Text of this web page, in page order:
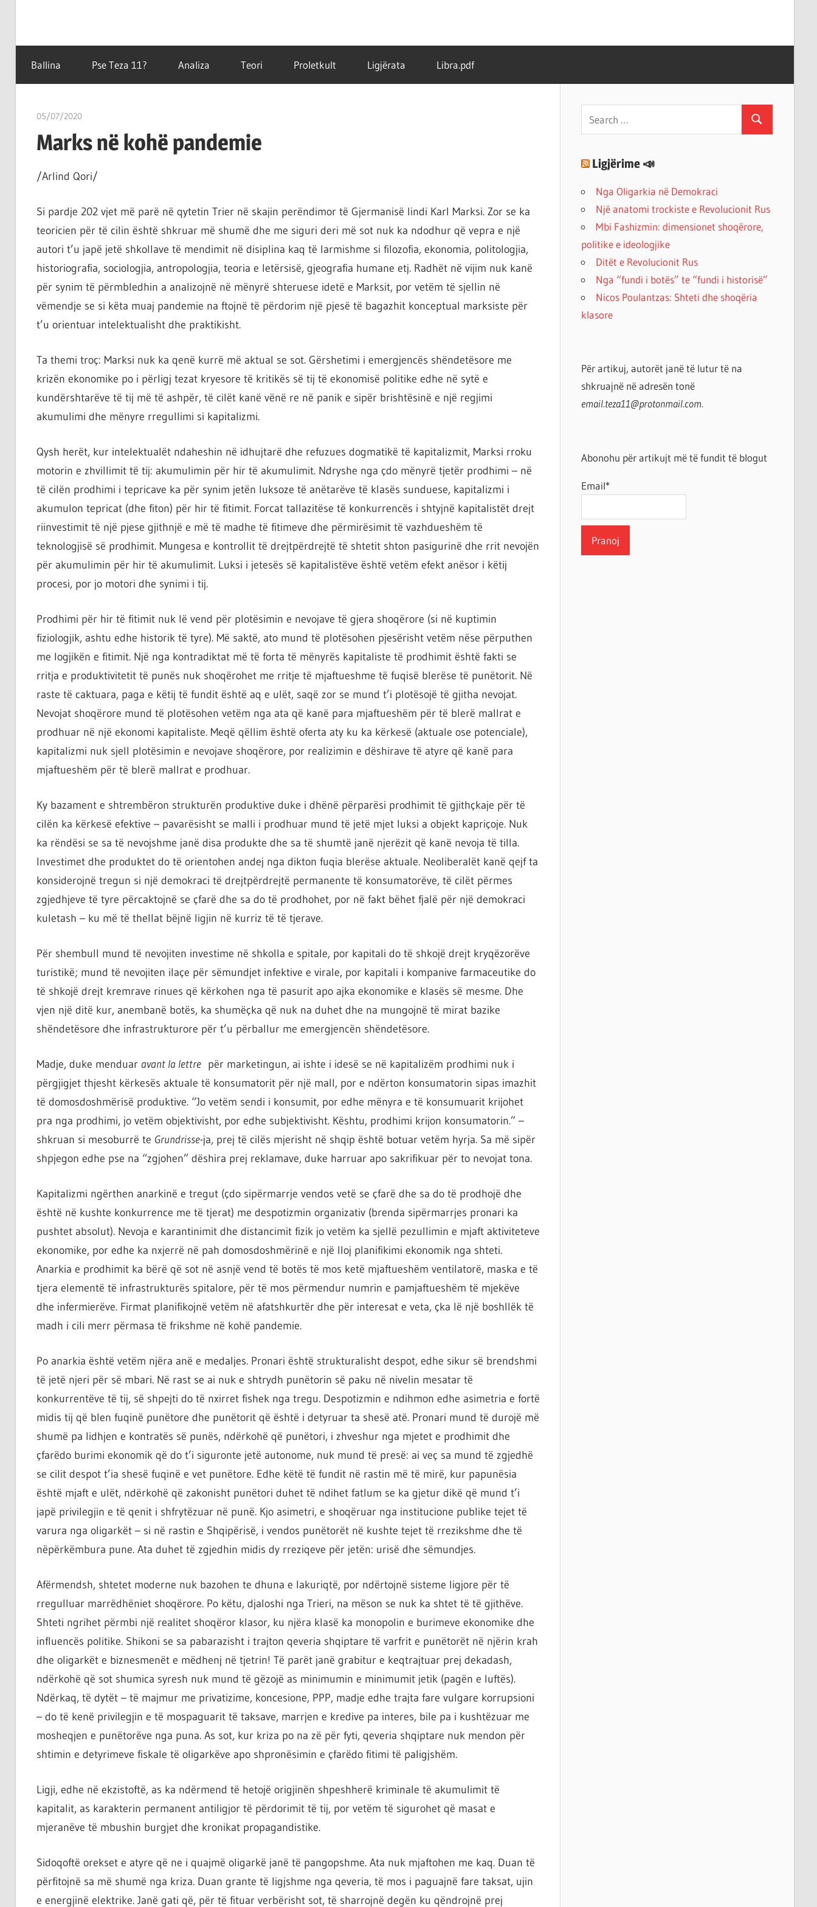
Teza
11
vetëm
e
kanë
në
mënyra
të
ndryshme
por
çështja
shndërrosh
atë.
Ballina Pse Teza 11? Analiza Teori Proletkult Ligjërata Libra.pdf
05/07/2020T 11
Marks në kohë pandemie
/Arlind Qori/
Si pardje 202 vjet më parë në qytetin Trier në skajin perëndimor të Gjermanisë lindi Karl Marksi. Zor se ka
teoricien për të cilin është shkruar më shumë dhe me siguri deri më sot nuk ka ndodhur që vepra e një
autori t’u japë jetë shkollave të mendimit në disiplina kaq të larmishme si filozofia, ekonomia, politologjia,
historiografia, sociologjia, antropologjia, teoria e letërsisë, gjeografia humane etj. Radhët në vijim nuk kanë
për synim të përmbledhin a analizojnë në mënyrë shteruese idetë e Marksit, por vetëm të sjellin në
vëmendje se si këta muaj pandemie na ftojnë të përdorim një pjesë të bagazhit konceptual marksiste për
t’u orientuar intelektualisht dhe praktikisht.
Ta themi troç: Marksi nuk ka qenë kurrë më aktual se sot. Gërshetimi i emergjencës shëndetësore me
krizën ekonomike po i përligj tezat kryesore të kritikës së tij të ekonomisë politike edhe në sytë e
kundërshtarëve të tij më të ashpër, të cilët kanë vënë re në panik e sipër brishtësinë e një regjimi
akumulimi dhe mënyre rregullimi si kapitalizmi.
Qysh herët, kur intelektualët ndaheshin në idhujtarë dhe refuzues dogmatikë të kapitalizmit, Marksi rroku
motorin e zhvillimit të tij: akumulimin për hir të akumulimit. Ndryshe nga çdo mënyrë tjetër prodhimi – në
të cilën prodhimi i tepricave ka për synim jetën luksoze të anëtarëve të klasës sunduese, kapitalizmi i
akumulon tepricat (dhe fiton) për hir të fitimit. Forcat tallazitëse të konkurrencës i shtyjnë kapitalistët drejt
riinvestimit të një pjese gjithnjë e më të madhe të fitimeve dhe përmirësimit të vazhdueshëm të
teknologjisë së prodhimit. Mungesa e kontrollit të drejtpërdrejtë të shtetit shton pasigurinë dhe rrit nevojën
për akumulimin për hir të akumulimit. Luksi i jetesës së kapitalistëve është vetëm efekt anësor i këtij
procesi, por jo motori dhe synimi i tij.
Prodhimi për hir të fitimit nuk lë vend për plotësimin e nevojave të gjera shoqërore (si në kuptimin
fiziologjik, ashtu edhe historik të tyre). Më saktë, ato mund të plotësohen pjesërisht vetëm nëse përputhen
me logjikën e fitimit. Një nga kontradiktat më të forta të mënyrës kapitaliste të prodhimit është fakti se
rritja e produktivitetit të punës nuk shoqërohet me rritje të mjaftueshme të fuqisë blerëse të punëtorit. Në
raste të caktuara, paga e këtij të fundit është aq e ulët, saqë zor se mund t’i plotësojë të gjitha nevojat.
Nevojat shoqërore mund të plotësohen vetëm nga ata që kanë para mjaftueshëm për të blerë mallrat e
prodhuar në një ekonomi kapitaliste. Meqë qëllim është oferta aty ku ka kërkesë (aktuale ose potenciale),
kapitalizmi nuk sjell plotësimin e nevojave shoqërore, por realizimin e dëshirave të atyre që kanë para
mjaftueshëm për të blerë mallrat e prodhuar.
Ky bazament e shtrembëron strukturën produktive duke i dhënë përparësi prodhimit të gjithçkaje për të
cilën ka kërkesë efektive – pavarësisht se malli i prodhuar mund të jetë mjet luksi a objekt kapriçoje. Nuk
ka rëndësi se sa të nevojshme janë disa produkte dhe sa të shumtë janë njerëzit që kanë nevoja të tilla.
Investimet dhe produktet do të orientohen andej nga dikton fuqia blerëse aktuale. Neoliberalët kanë qejf ta
konsiderojnë tregun si një demokraci të drejtpërdrejtë permanente të konsumatorëve, të cilët përmes
zgjedhjeve të tyre përcaktojnë se çfarë dhe sa do të prodhohet, por në fakt bëhet fjalë për një demokraci
kuletash – ku më të thellat bëjnë ligjin në kurriz të të tjerave.
Për shembull mund të nevojiten investime në shkolla e spitale, por kapitali do të shkojë drejt kryqëzorëve
turistikë; mund të nevojiten ilaçe për sëmundjet infektive e virale, por kapitali i kompanive farmaceutike do
të shkojë drejt kremrave rinues që kërkohen nga të pasurit apo ajka ekonomike e klasës së mesme. Dhe
vjen një ditë kur, anembanë botës, ka shumëçka që nuk na duhet dhe na mungojnë të mirat bazike
shëndetësore dhe infrastrukturore për t’u përballur me emergjencën shëndetësore.
Madje, duke menduar avant la lettre për marketingun, ai ishte i idesë se në kapitalizëm prodhimi nuk i
përgjigjet thjesht kërkesës aktuale të konsumatorit për një mall, por e ndërton konsumatorin sipas imazhit
të domosdoshmërisë produktive. “Jo vetëm sendi i konsumit, por edhe mënyra e të konsumuarit krijohet
pra nga prodhimi, jo vetëm objektivisht, por edhe subjektivisht. Kështu, prodhimi krijon konsumatorin.” –
shkruan si mesoburrë te Grundrisse-ja, prej të cilës mjerisht në shqip është botuar vetëm hyrja. Sa më sipër
shpjegon edhe pse na “zgjohen” dëshira prej reklamave, duke harruar apo sakrifikuar për to nevojat tona.
Kapitalizmi ngërthen anarkinë e tregut (çdo sipërmarrje vendos vetë se çfarë dhe sa do të prodhojë dhe
është në kushte konkurrence me të tjerat) me despotizmin organizativ (brenda sipërmarrjes pronari ka
pushtet absolut). Nevoja e karantinimit dhe distancimit fizik jo vetëm ka sjellë pezullimin e mjaft aktiviteteve
ekonomike, por edhe ka nxjerrë në pah domosdoshmërinë e një lloj planifikimi ekonomik nga shteti.
Anarkia e prodhimit ka bërë që sot në asnjë vend të botës të mos ketë mjaftueshëm ventilatorë, maska e të
tjera elementë të infrastrukturës spitalore, për të mos përmendur numrin e pamjaftueshëm të mjekëve
dhe infermierëve. Firmat planifikojnë vetëm në afatshkurtër dhe për interesat e veta, çka lë një boshllëk të
madh i cili merr përmasa të frikshme në kohë pandemie.
Po anarkia është vetëm njëra anë e medaljes. Pronari është strukturalisht despot, edhe sikur së brendshmi
të jetë njeri për së mbari. Në rast se ai nuk e shtrydh punëtorin së paku në nivelin mesatar të
konkurrentëve të tij, së shpejti do të nxirret fishek nga tregu. Despotizmin e ndihmon edhe asimetria e fortë
midis tij që blen fuqinë punëtore dhe punëtorit që është i detyruar ta shesë atë. Pronari mund të durojë më
shumë pa lidhjen e kontratës së punës, ndërkohë që punëtori, i zhveshur nga mjetet e prodhimit dhe
çfarëdo burimi ekonomik që do t’i siguronte jetë autonome, nuk mund të presë: ai veç sa mund të zgjedhë
se cilit despot t’ia shesë fuqinë e vet punëtore. Edhe këtë të fundit në rastin më të mirë, kur papunësia
është mjaft e ulët, ndërkohë që zakonisht punëtori duhet të ndihet fatlum se ka gjetur dikë që mund t’i
japë privilegjin e të qenit i shfrytëzuar në punë. Kjo asimetri, e shoqëruar nga institucione publike tejet të
varura nga oligarkët – si në rastin e Shqipërisë, i vendos punëtorët në kushte tejet të rrezikshme dhe të
nëpërkëmbura pune. Ata duhet të zgjedhin midis dy rreziqeve për jetën: urisë dhe sëmundjes.
Afërmendsh, shtetet moderne nuk bazohen te dhuna e lakuriqtë, por ndërtojnë sisteme ligjore për të
rregulluar marrëdhëniet shoqërore. Po këtu, djaloshi nga Trieri, na mëson se nuk ka shtet të të gjithëve.
Shteti ngrihet përmbi një realitet shoqëror klasor, ku njëra klasë ka monopolin e burimeve ekonomike dhe
influencës politike. Shikoni se sa pabarazisht i trajton qeveria shqiptare të varfrit e punëtorët në njërin krah
dhe oligarkët e biznesmenët e mëdhenj në tjetrin! Të parët janë grabitur e keqtrajtuar prej dekadash,
ndërkohë që sot shumica syresh nuk mund të gëzojë as minimumin e minimumit jetik (pagën e luftës).
Ndërkaq, të dytët – të majmur me privatizime, koncesione, PPP, madje edhe trajta fare vulgare korrupsioni
– do të kenë privilegjin e të mospaguarit të taksave, marrjen e kredive pa interes, bile pa i kushtëzuar me
mosheqjen e punëtorëve nga puna. As sot, kur kriza po na zë për fyti, qeveria shqiptare nuk mendon për
shtimin e detyrimeve fiskale të oligarkëve apo shpronësimin e çfarëdo fitimi të paligjshëm.
Ligji, edhe në ekzistoftë, as ka ndërmend të hetojë origjinën shpeshherë kriminale të akumulimit të
kapitalit, as karakterin permanent antiligjor të përdorimit të tij, por vetëm të sigurohet që masat e
mjeranëve të mbushin burgjet dhe kronikat propagandistike.
Sidoqoftë orekset e atyre që ne i quajmë oligarkë janë të pangopshme. Ata nuk mjaftohen me kaq. Duan të
përfitojnë sa më shumë nga kriza. Duan grante të ligjshme nga qeveria, të mos i paguajnë fare taksat, ujin
e energjinë elektrike. Janë gati që, për të fituar verbërisht sot, të sharrojnë degën ku qëndrojnë prej
Search
Ligjërime 📣
Nga Oligarkia në Demokraci
Një anatomi trockiste e Revolucionit Rus
Mbi Fashizmin: dimensionet shoqërore,
politike e ideologjike
Ditët e Revolucionit Rus
Nga “fundi i botës” te “fundi i historisë”
Nicos Poulantzas: Shteti dhe shoqëria
klasore
Për artikuj, autorët janë të lutur të na
shkruajnë në adresën tonë
email.teza11@protonmail.com.
Abonohu për artikujt më të fundit të blogut
Email*